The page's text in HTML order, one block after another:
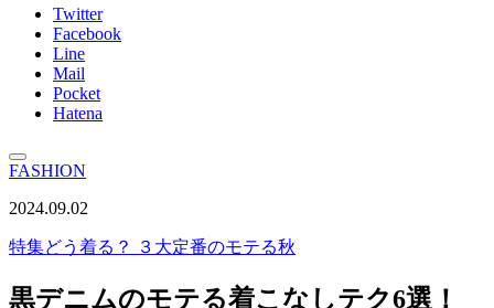
Twitter
Facebook
Line
Mail
Pocket
Hatena
FASHION
2024.09.02
特集どう着る？ ３大定番のモテる秋
黒デニムのモテる着こなしテク6選！